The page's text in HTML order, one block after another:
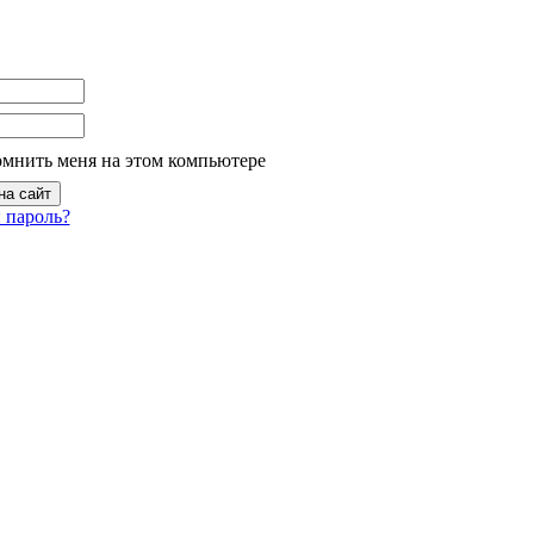
меня на этом компьютере